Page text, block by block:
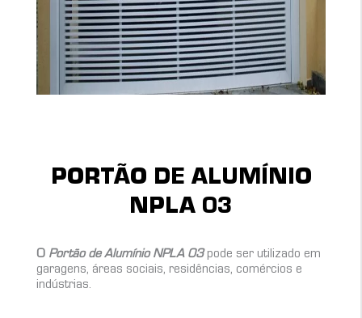
PORTÃO DE ALUMÍNIO
NPLA 03
O Portão de Alumínio NPLA 03pode ser utilizado em
garagens, áreas sociais, residências, comércios e
indústrias.